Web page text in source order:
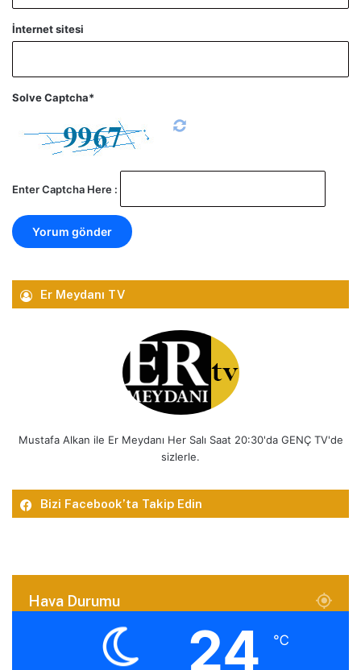
İnternet sitesi
Solve Captcha*
Enter Captcha Here :
Er Meydanı TV
Mustafa Alkan ile Er Meydanı Her Salı Saat 20:30'da GENÇ TV'de
sizlerle.
Bizi Facebook’ta Takip Edin
Hava Durumu
24 ℃